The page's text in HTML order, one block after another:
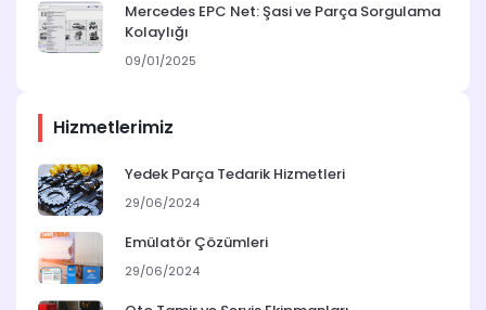
Mercedes EPC Net: Şasi ve Parça Sorgulama
Kolaylığı
09/01/2025
Hizmetlerimiz
Yedek Parça Tedarik Hizmetleri
29/06/2024
Emülatör Çözümleri
29/06/2024